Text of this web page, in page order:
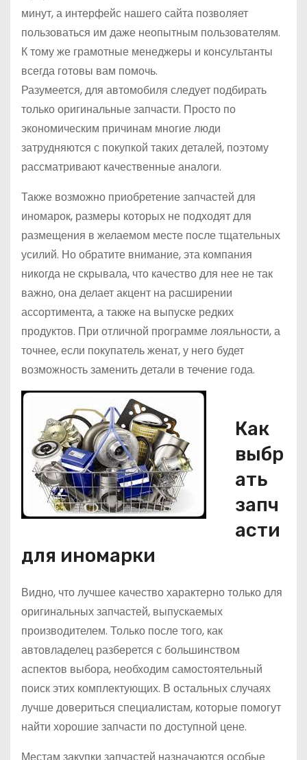
минут, а интерфейс нашего сайта позволяет
пользоваться им даже неопытным пользователям.
К тому же грамотные менеджеры и консультанты
всегда готовы вам помочь.
Разумеется, для автомобиля следует подбирать
только оригинальные запчасти. Просто по
экономическим причинам многие люди
затрудняются с покупкой таких деталей, поэтому
рассматривают качественные аналоги.
Также возможно приобретение запчастей для
иномарок, размеры которых не подходят для
размещения в желаемом месте после тщательных
усилий. Но обратите внимание, эта компания
никогда не скрывала, что качество для нее не так
важно, она делает акцент на расширении
ассортимента, а также на выпуске редких
продуктов. При отличной программе лояльности, а
точнее, если покупатель женат, у него будет
возможность заменить детали в течение года.
Как
выбр
ать
запч
асти
для иномарки
Видно, что лучшее качество характерно только для
оригинальных запчастей, выпускаемых
производителем. Только после того, как
автовладелец разберется с большинством
аспектов выбора, необходим самостоятельный
поиск этих комплектующих. В остальных случаях
лучше довериться специалистам, которые помогут
найти хорошие запчасти по доступной цене.